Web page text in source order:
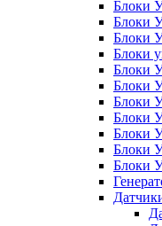
Блоки
Блоки
Блоки
Блоки
Блоки
Блоки
Блоки
Блоки
Блоки
Блоки
Блоки